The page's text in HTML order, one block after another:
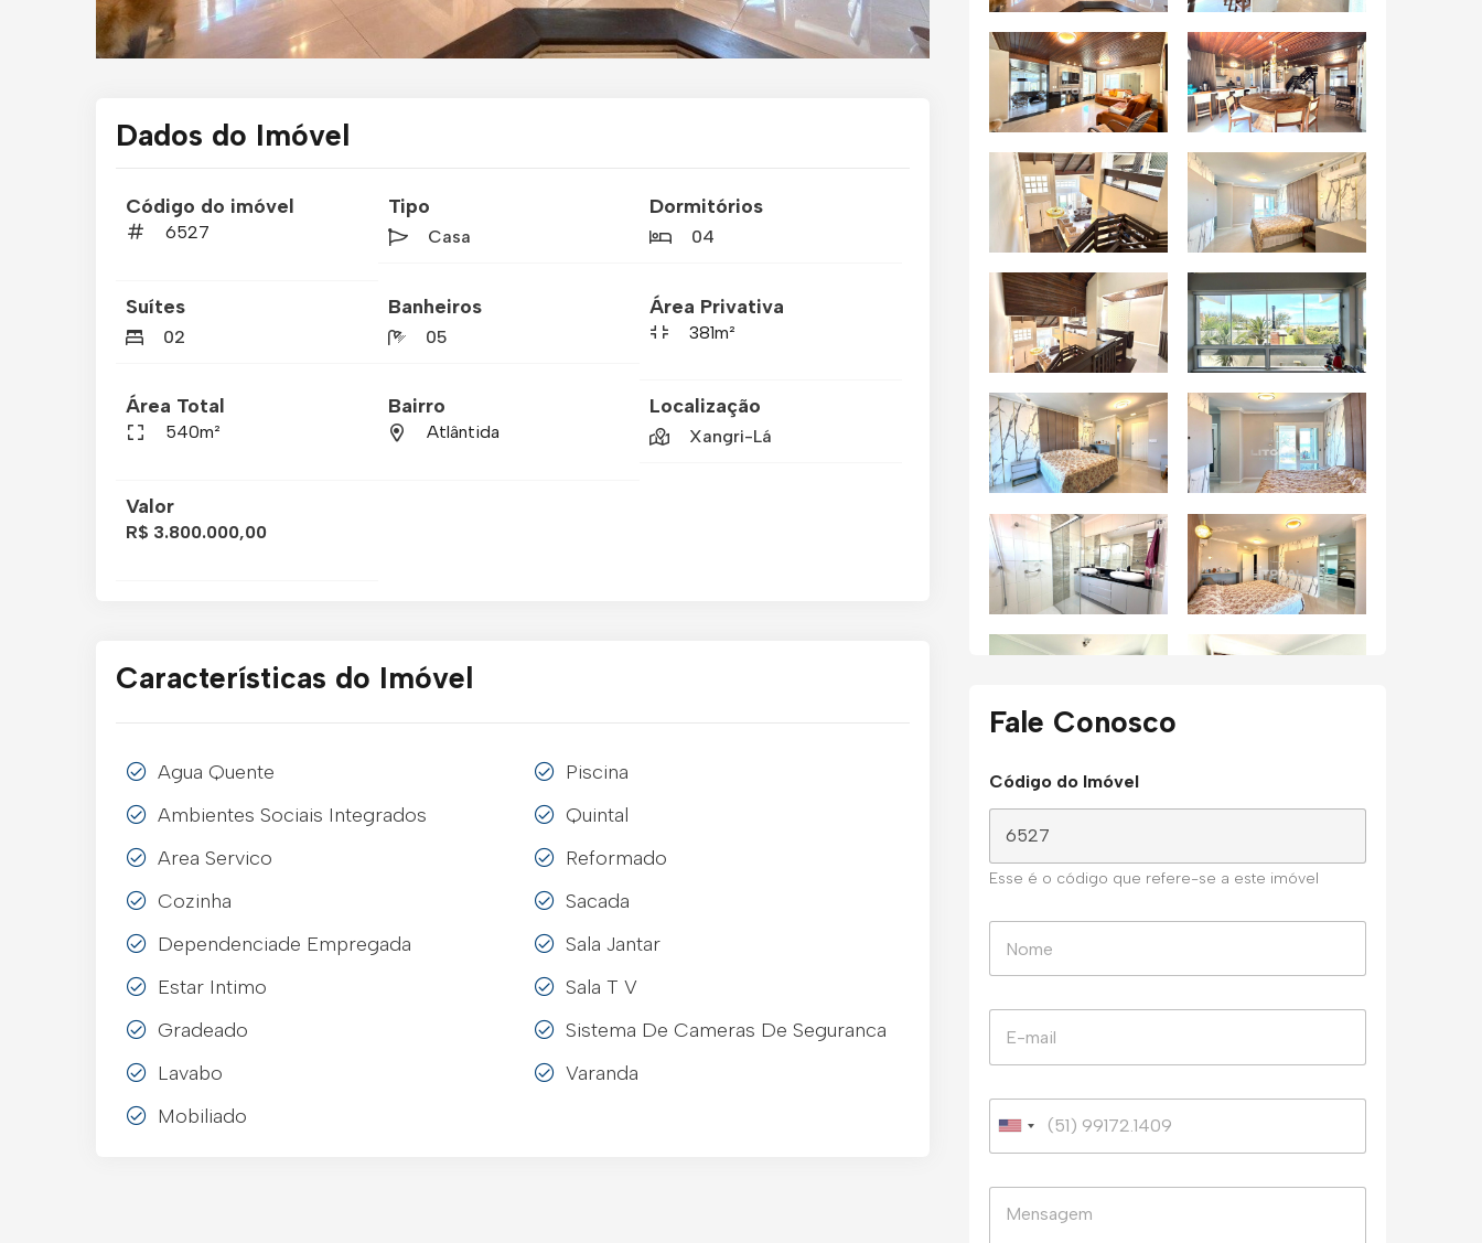
Dados do Imóvel
Código do imóvel
6527
Tipo
Casa
Dormitórios
04
Suítes
02
Banheiros
05
Área Privativa
381m²
Área Total
540m²
Bairro
Atlântida
Localização
Xangri-Lá
Valor
R$ 3.800.000,00
Características do Imóvel
Agua Quente
Ambientes Sociais Integrados
Area Servico
Cozinha
Dependenciade Empregada
Estar Intimo
Gradeado
Lavabo
Mobiliado
Piscina
Quintal
Reformado
Sacada
Sala Jantar
Sala T V
Sistema De Cameras De Seguranca
Varanda
Fale Conosco
Código do Imóvel
Esse é o código que refere-se a este imóvel